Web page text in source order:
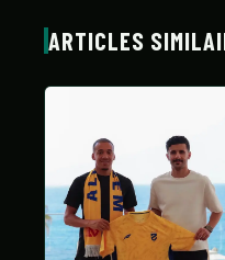
ARTICLES